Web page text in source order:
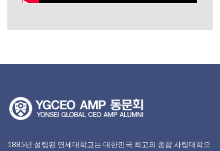
1885년 설립된 연세대학교는 대한민국 최고의 종합 사립대학으